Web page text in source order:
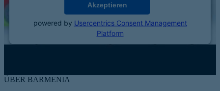
Akzeptieren
powered by Usercentrics Consent Management
Platform
ÜBER BARMENIA